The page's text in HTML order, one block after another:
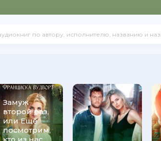
Замуж
второй раз,
или Ещё
посмотрим,